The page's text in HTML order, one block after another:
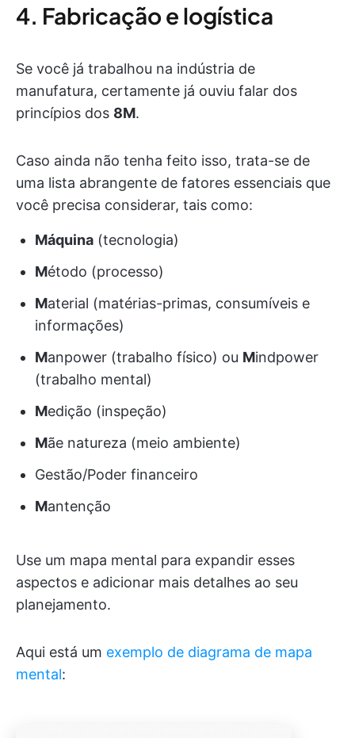
4. Fabricação e logística
Se você já trabalhou na indústria de
manufatura, certamente já ouviu falar dos
princípios dos 8M.
Caso ainda não tenha feito isso, trata-se de
uma lista abrangente de fatores essenciais que
você precisa considerar, tais como:
Máquina (tecnologia)
Método (processo)
Material (matérias-primas, consumíveis e
informações)
Manpower (trabalho físico) ou Mindpower
(trabalho mental)
Medição (inspeção)
Mãe natureza (meio ambiente)
Gestão/Poder financeiro
Mantenção
Use um mapa mental para expandir esses
aspectos e adicionar mais detalhes ao seu
planejamento.
Aqui está um exemplo de diagrama de mapa
mental: